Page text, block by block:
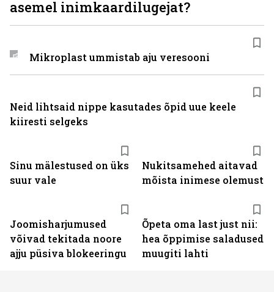
Sinu mälestused on üks
suur vale
Nukitsamehed aitavad
mõista inimese olemust
Joomisharjumused
võivad tekitada noore
ajju püsiva blokeeringu
Õpeta oma last just nii:
hea õppimise saladused
muugiti lahti
asemel inimkaardilugejat?
Mikroplast ummistab aju veresooni
Neid lihtsaid nippe kasutades õpid uue keele
kiiresti selgeks